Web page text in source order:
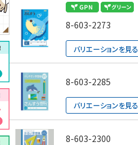
8-603-2273
バリエーションを見る
8-603-2285
バリエーションを見る
8-603-2300